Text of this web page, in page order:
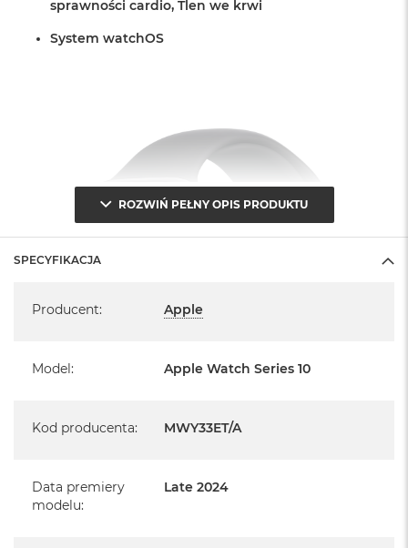
sprawności cardio, Tlen we krwi
System watchOS
Informacje o produkcie:
ROZWIŃ PEŁNY OPIS PRODUKTU
SPECYFIKACJA
Producent: Apple
Model: Apple Watch Series 10
Kod producenta: MWY33ET/A
Data premiery
modelu:
Late 2024